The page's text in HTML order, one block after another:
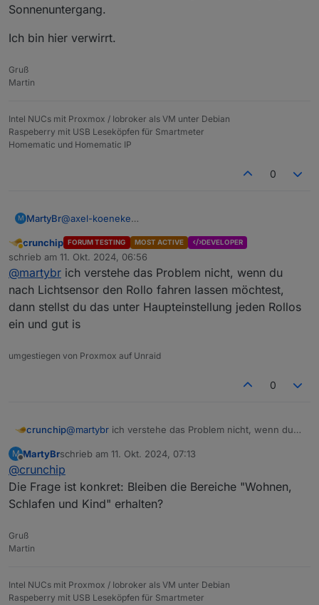
Gruß und Danke für die Antwort.
Sonnenuntergang.
Ich bin hier verwirrt.
Gruß
Martin
Intel NUCs mit Proxmox / Iobroker als VM unter Debian
Raspeberry mit USB Leseköpfen für Smartmeter
Homematic und Homematic IP
0
M MartyBr@axel-koeneke
Kannst du die Aussage von @Axel-Koeneke
bestätigen? In der Doku steht es anders (sie Post vom
10.10.24.
@Axel-Koeneke
Ich habe es wie du geschrieben hast eingestellt. Es
läuft aber wie vorher mit der Einstellung
Sonnenaufgang und Sonnenuntergang.
Ich bin hier verwirrt.
Abwesend
crunchip FORUM TESTING MOST ACTIVE DEVELOPER
schrieb am 11. Okt. 2024, 06:56
zuletzt editiert von
@martybr ich verstehe das Problem nicht, wenn du
nach Lichtsensor den Rollo fahren lassen möchtest,
dann stellst du das unter Haupteinstellung jeden Rollos
ein und gut is
umgestiegen von Proxmox auf Unraid
0
crunchip@martybr ich verstehe das Problem nicht, wenn du
dann stellst du das unter Haupteinstellung jeden
M MartyBrschrieb am 11. Okt. 2024, 07:13
zuletzt editiert von
@crunchip
Die Frage ist konkret: Bleiben die Bereiche "Wohnen,
Schlafen und Kind" erhalten?
Gruß
Martin
Intel NUCs mit Proxmox / Iobroker als VM unter Debian
Raspeberry mit USB Leseköpfen für Smartmeter